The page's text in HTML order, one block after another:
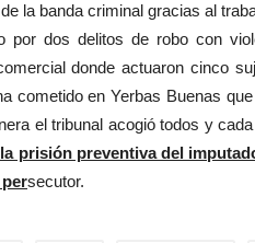
la banda criminal gracias al
por dos delitos de robo con
donde actuaron cinco
cometido en Yerbas Buenas
el tribunal acogió todos y
prisión preventiva del
secutor.
el marco de la condena por injurias y
declaraciones...